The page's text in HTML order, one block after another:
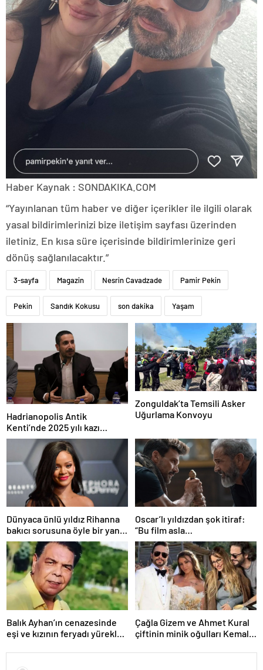
Haber Kaynak : SONDAKIKA.COM
“Yayınlanan tüm haber ve diğer içerikler ile ilgili olarak
yasal bildirimlerinizi bize iletişim sayfası üzerinden
iletiniz. En kısa süre içerisinde bildirimlerinize geri
dönüş sağlanılacaktır.”
3-sayfa Magazin Nesrin Cavadzade Pamir Pekin
Pekin Sandık Kokusu son dakika Yaşam
Hadrianopolis Antik
Kenti’nde 2025 yılı kazı
sezonu başladı
Zonguldak’ta Temsili Asker
Uğurlama Konvoyu
Dünyaca ünlü yıldız Rihanna
bakıcı sorusuna öyle bir yanıt
verdi ki! “35 yıl boyunca…”
Oscar’lı yıldızdan şok itiraf:
“Bu film asla
yayınlanmamalıydı!”
Balık Ayhan’ın cenazesinde
eşi ve kızının feryadı yürekleri
yanıyor!”
Çağla Gizem ve Ahmet Kural
çiftinin minik oğulları Kemal, 1
gününden kareler!